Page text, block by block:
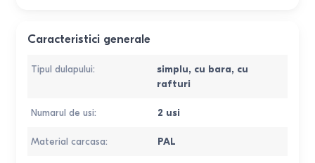
Caracteristici generale
Tipul dulapului: simplu, cu bara, cu
rafturi
Numarul de usi: 2 usi
Material carcasa: PAL